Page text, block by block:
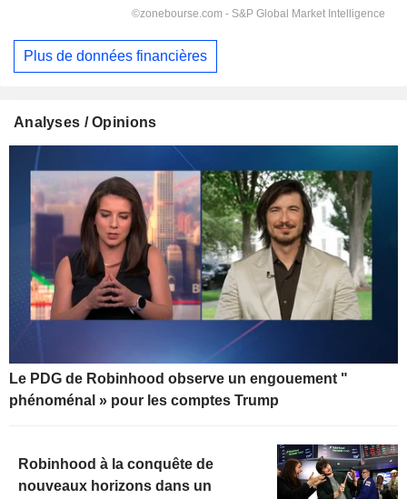
Plus de données financières
Analyses / Opinions
Le PDG de Robinhood observe un engouement "
phénoménal » pour les comptes Trump
Robinhood à la conquête de
nouveaux horizons dans un